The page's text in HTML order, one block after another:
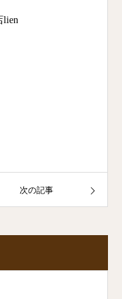
lien
次の記事